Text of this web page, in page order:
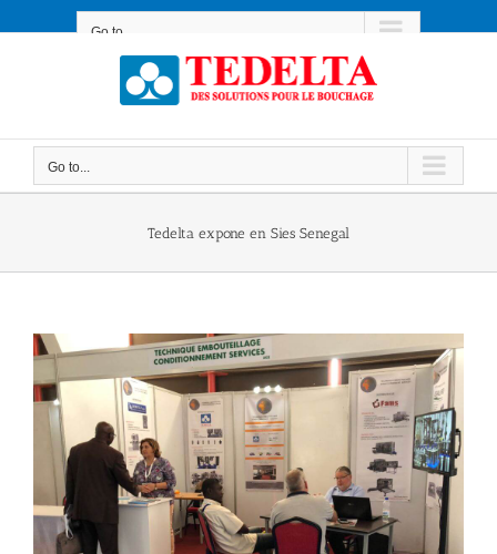
to
Go to...
Go to...
Tedelta expone en Sies Senegal